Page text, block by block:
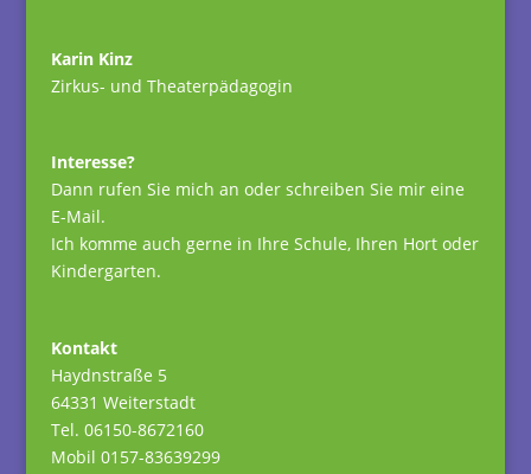
Karin Kinz
Zirkus- und Theaterpädagogin
Interesse?
Dann rufen Sie mich an oder schreiben Sie mir eine
E-Mail.
Ich komme auch gerne in Ihre Schule, Ihren Hort oder
Kindergarten.
Kontakt
Haydnstraße 5
64331 Weiterstadt
Tel. 06150-8672160
Mobil 0157-83639299